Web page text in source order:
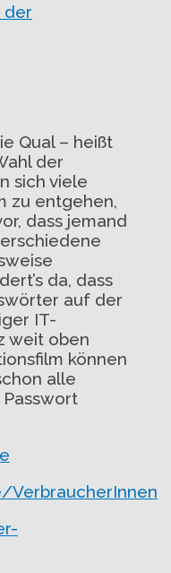
der
Qual – heißt
der
sich viele
zu entgehen,
dass jemand
da, dass
auf der
IT-
weit oben
können
alle
VerbraucherInnen